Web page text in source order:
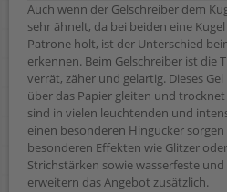
Auch wenn der Gelschreiber dem
sehr ähnelt, da bei beiden eine
Patrone holt, ist der Unterschied
erkennen. Beim Gelschreiber ist die
verrät, zäher und gelartig. Dieses
über das Papier gleiten und
sind in vielen leuchtenden und
einen besonderen Hingucker
besonderen Effekten wie Glitzer
Strichstärken sowie wasserfeste
erweitern das Angebot zusätzlich.